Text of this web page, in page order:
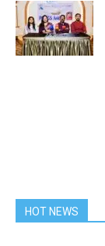
HOT NEWS